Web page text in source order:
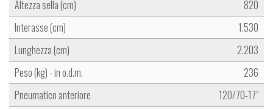
Altezza sella (cm)
820
Interasse (cm)
1.530
Lunghezza (cm)
2.203
Peso (kg) - in o.d.m.
236
Pneumatico anteriore
120/70-17"